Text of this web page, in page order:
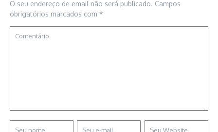
O seu endereço de email não será publicado. Campos
obrigatórios marcados com *